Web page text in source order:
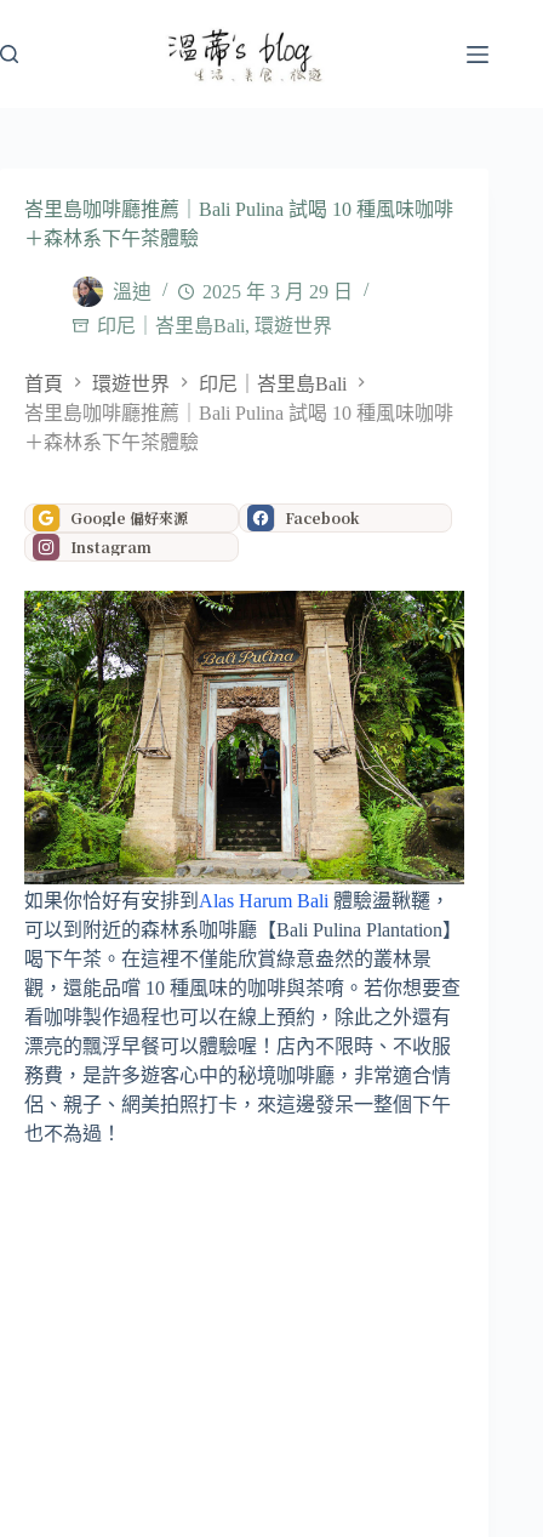
至
峇里島咖啡廳推薦｜Bali Pulina 試喝 10 種風味咖啡
＋森林系下午茶體驗
溫迪
2025 年 3 月 29 日
印尼｜峇里島Bali, 環遊世界
首頁 環遊世界
印尼｜峇里島Bali
峇里島咖啡廳推薦｜Bali Pulina 試喝 10 種風味咖啡
＋森林系下午茶體驗
Google 偏好來源
Facebook
Instagram
如果你恰好有安排到 Alas Harum Bali 體驗盪鞦韆，
可以到附近的森林系咖啡廳【Bali Pulina Plantation】
喝下午茶。在這裡不僅能欣賞綠意盎然的叢林景
觀，還能品嚐 10 種風味的咖啡與茶唷。若你想要查
看咖啡製作過程也可以在線上預約，除此之外還有
漂亮的飄浮早餐可以體驗喔！店內不限時、不收服
務費，是許多遊客心中的秘境咖啡廳，非常適合情
侶、親子、網美拍照打卡，來這邊發呆一整個下午
也不為過！